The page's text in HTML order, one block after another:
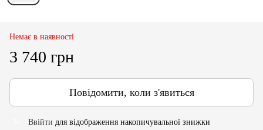
Немає в наявності
3 740 грн
Повідомити, коли з'явиться
Ввійти для відображення накопичувальної знижки